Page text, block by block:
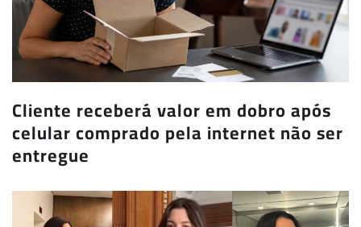
Cliente receberá valor em dobro após
celular comprado pela internet não ser
entregue